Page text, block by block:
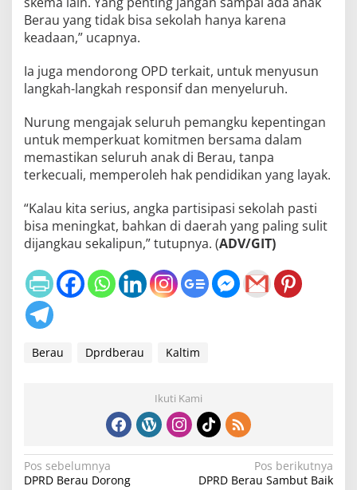
Berau yang tidak bisa sekolah hanya karena
keadaan,” ucapnya.
Ia juga mendorong OPD terkait, untuk menyusun
langkah-langkah responsif dan menyeluruh.
Nurung mengajak seluruh pemangku kepentingan
untuk memperkuat komitmen bersama dalam
memastikan seluruh anak di Berau, tanpa
terkecuali, memperoleh hak pendidikan yang layak.
“Kalau kita serius, angka partisipasi sekolah pasti
bisa meningkat, bahkan di daerah yang paling sulit
dijangkau sekalipun,” tutupnya. (ADV/GIT)
Berau Dprdberau Kaltim
Ikuti Kami
N
Pos sebelumnya
DPRD Berau Dorong
Pos berikutnya
DPRD Berau Sambut Baik